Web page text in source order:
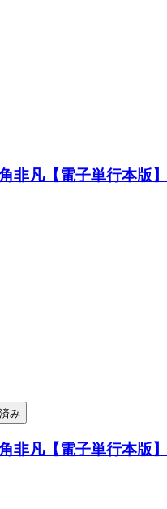
非凡【電子単行本版
み
非凡【電子単行本版